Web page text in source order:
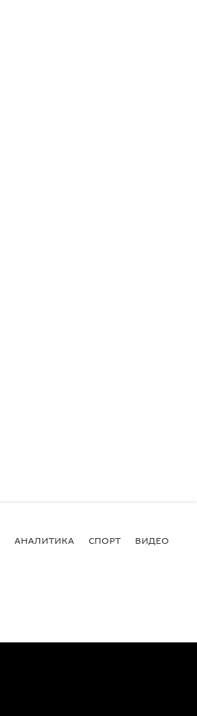
АНАЛИТИКА СПОРТ ВИДЕО